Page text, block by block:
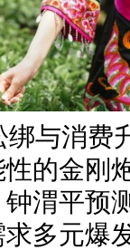
绑与消费
的金刚
渭平预
多元爆